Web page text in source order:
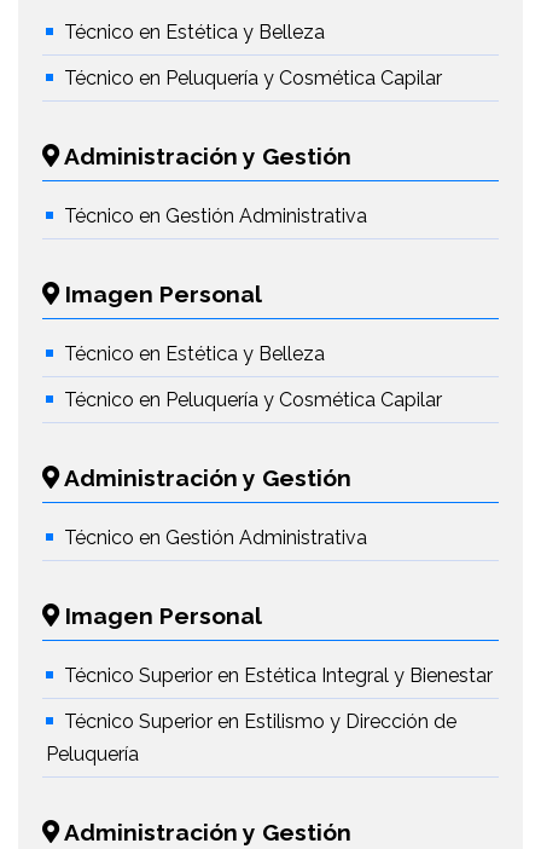
Técnico en Estética y Belleza
Técnico en Peluquería y Cosmética Capilar
Administración y Gestión
Técnico en Gestión Administrativa
Imagen Personal
Técnico en Estética y Belleza
Técnico en Peluquería y Cosmética Capilar
Administración y Gestión
Técnico en Gestión Administrativa
Imagen Personal
Técnico Superior en Estética Integral y Bienestar
Técnico Superior en Estilismo y Dirección de
Peluquería
Administración y Gestión